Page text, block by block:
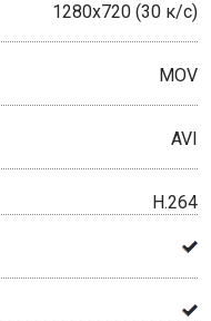
1280х720 (30 к/с)
MOV
AVI
Н.264